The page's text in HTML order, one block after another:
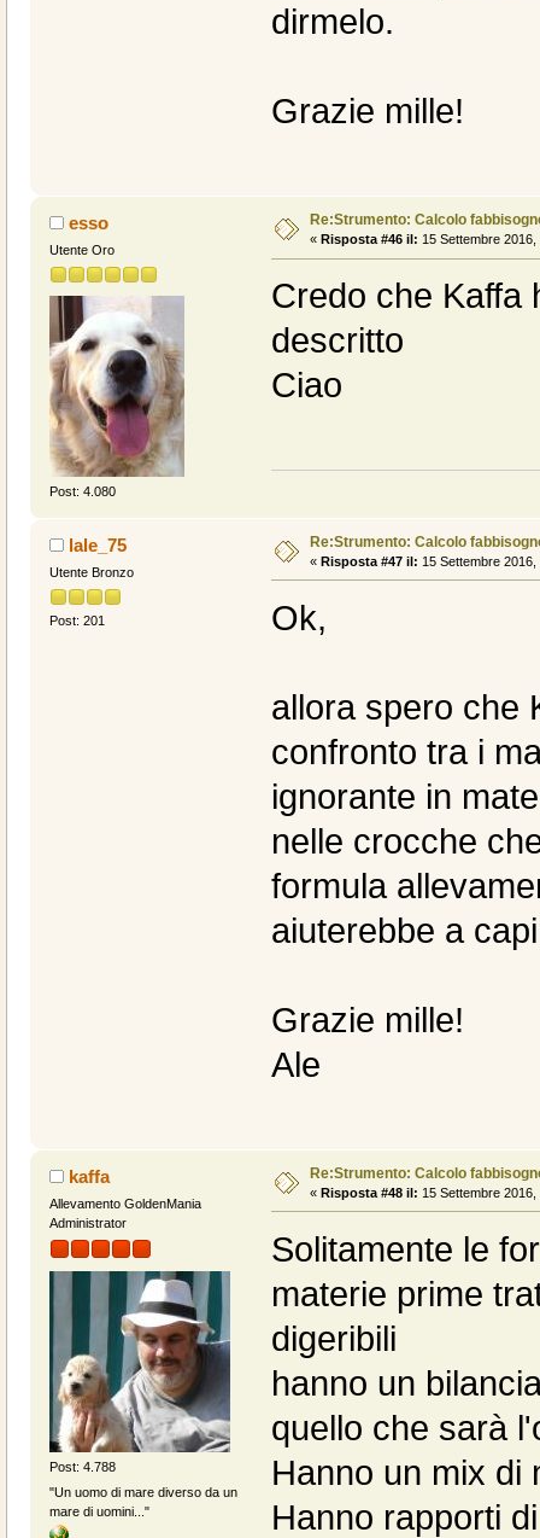
dirmelo.
Grazie mille!
esso
Utente Oro
Post: 4.080
Re:Strumento: Calcolo
« Risposta #46 il: 15 Settembre 2016,
Credo che Kaffa
descritto
Ciao
lale_75
Utente Bronzo
Post: 201
Re:Strumento: Calcolo
« Risposta #47 il: 15 Settembre 2016,
Ok,
allora spero che
confronto tra i
ignorante in
nelle crocche
formula
aiuterebbe a
Grazie mille!
Ale
kaffa
Allevamento GoldenMania
Administrator
Post: 4.788
"Un uomo di mare diverso da un
mare di uomini..."
Re:Strumento: Calcolo
« Risposta #48 il: 15 Settembre 2016,
Solitamente le
materie prime
digeribili
hanno un
quello che sarà
Hanno un mix di
Hanno rapporti